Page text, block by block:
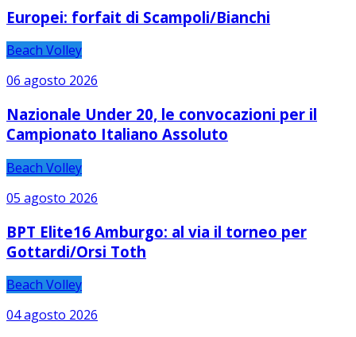
Europei: forfait di Scampoli/Bianchi
Beach Volley
06 agosto 2026
Nazionale Under 20, le convocazioni per il
Campionato Italiano Assoluto
Beach Volley
05 agosto 2026
BPT Elite16 Amburgo: al via il torneo per
Gottardi/Orsi Toth
Beach Volley
04 agosto 2026